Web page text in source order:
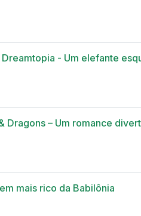
- Um elefante
Dragons – Um romance
mais rico da Babilônia